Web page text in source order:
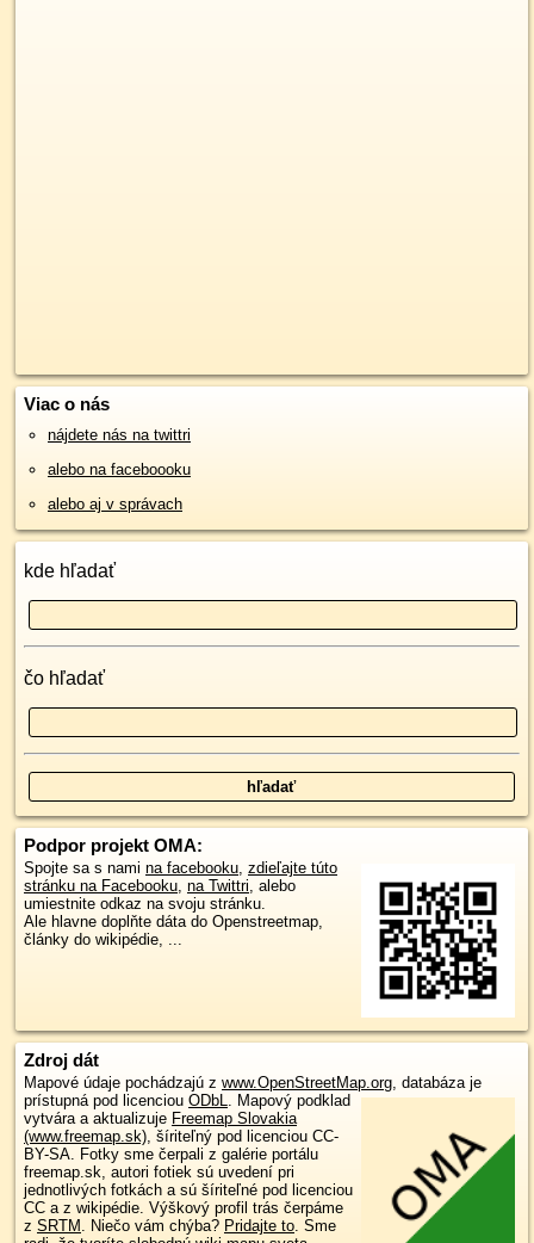
Viac o nás
nájdete nás na twittri
alebo na faceboooku
alebo aj v správach
kde hľadať
čo hľadať
Podpor projekt OMA:
Spojte sa s nami na facebooku, zdieľajte túto
stránku na Facebooku, na Twittri, alebo
umiestnite odkaz na svoju stránku.
Ale hlavne doplňte dáta do Openstreetmap,
články do wikipédie, ...
Zdroj dát
Mapové údaje pochádzajú z www.OpenStreetMap.org, databáza je
prístupná pod licenciou ODbL. Mapový podklad
vytvára a aktualizuje Freemap Slovakia
(www.freemap.sk), šíriteľný pod licenciou CC-
BY-SA. Fotky sme čerpali z galérie portálu
freemap.sk, autori fotiek sú uvedení pri
jednotlivých fotkách a sú šíriteľné pod licenciou
CC a z wikipédie. Výškový profil trás čerpáme
z SRTM . Niečo vám chýba? Pridajte to. Sme